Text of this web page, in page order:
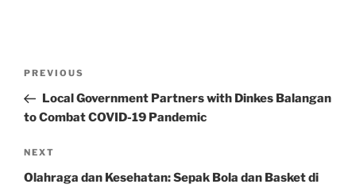
Previous
Post
PREVIOUS
Local Government Partners with Dinkes Balangan
to Combat COVID-19 Pandemic
Next
Post
NEXT
Olahraga dan Kesehatan: Sepak Bola dan Basket di